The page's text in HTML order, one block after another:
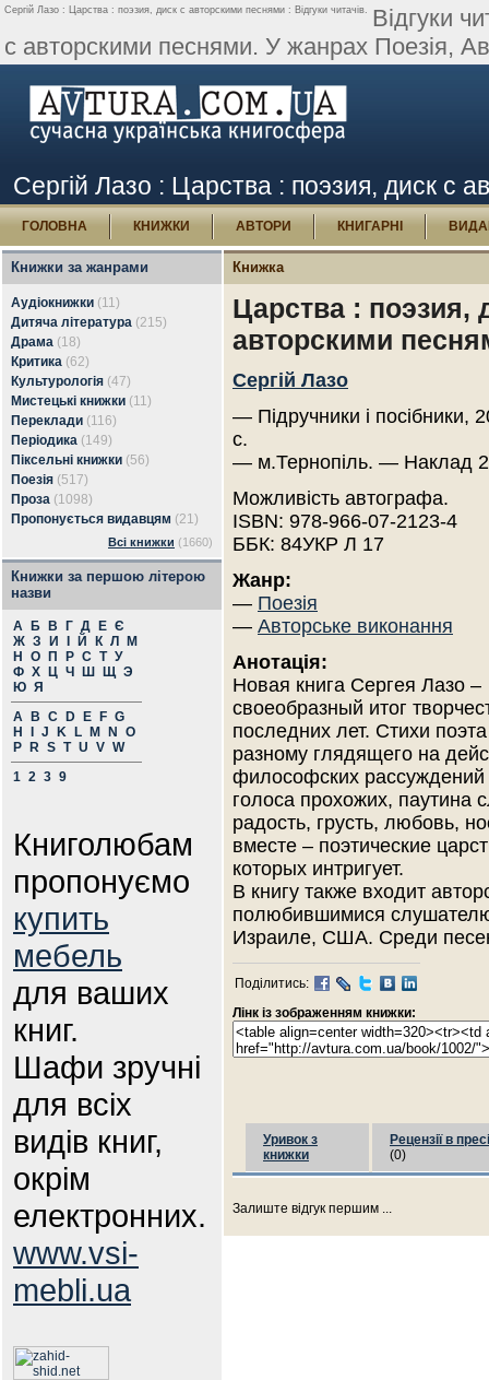
Сергій Лазо : Царства : поэзия, диск с авторскими песнями : Відгуки читачів. Відгуки
с авторскими песнями. У жанрах Поезія,
Сергій Лазо : Царства : поэзия, диск с
ГОЛОВНА КНИЖКИ АВТОРИ КНИГАРНІ
Книжки за жанрами
Аудіокнижки (11)
Дитяча література (215)
Драма (18)
Критика (62)
Культурологія (47)
Мистецькі книжки (11)
Переклади (116)
Періодика (149)
Піксельні книжки (56)
Поезія (517)
Проза (1098)
Пропонується видавцям (21)
Всі книжки (1660)
Книжки за першою літерою
назви
А Б В Г Д Е Є
Ж З И Й К Л
М
Н
О П Р С Т У
Ф Х Ц Ч Ш Щ Э
Ю Я
A
B C D E F G
H
J K L M N
O
P
R S T U V W
1 2 3 9
Книголюбам
пропонуємо
купить
мебель
для ваших
книг.
Шафи зручні
для всіх
видів книг,
окрім
електронних.
www.vsi-
mebli.ua
Книжка
Царства : поэзия,
авторскими
Сергій Лазо
— Підручники і посібники,
с.
— м.Тернопіль. — Наклад
Можливість автографа.
ISBN: 978-966-07-2123-4
ББК: 84УКР Л 17
Жанр:
— Поезія
— Авторське виконання
Анотація:
Новая книга Сергея Лазо –
своеобразный итог
последних лет. Стихи
разному глядящего на
философских рассуждений
голоса прохожих, паутина
радость, грусть, любовь,
вместе – поэтические
которых интригует.
В книгу также входит
полюбившимися
Израиле, США. Среди
Поділитись:
Лінк із зображенням книжки:
Уривок з
книжки
Рецензії в пресі
(0)
Залиште відгук першим ...